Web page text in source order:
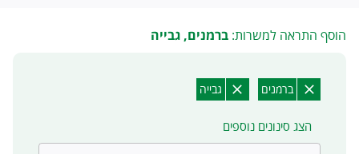
הוסף התראה למשרות: ברמנים, גבייה
ברמנים גבייה
הצג סינונים נוספים